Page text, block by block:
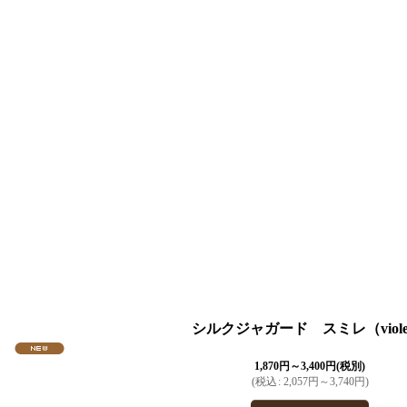
シルクジャガード スミレ（
1,870円 ～3,400円(税別)
(税込 : 2,057円 ～3,740円)